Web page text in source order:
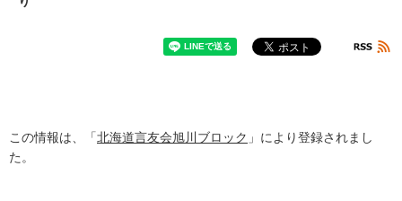
この情報は、「北海道言友会旭川ブロック 」により登録されまし
た。